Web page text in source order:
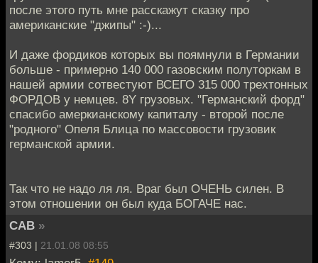
после этого путь мне расскажут сказку про
американские "джипы" :-)...
И даже фордиков которых вы поямнули в Германии
больше - примерно 140 000 газовским полуторкам в
нашей армии сотвестуют ВСЕГО 315 000 трехтонных
ФОРДОВ у немцев. 8Y грузовых. "Германский форд"
спасибо амеркианскому капиталу - второй после
"родного" Опеля Блица по массовости грузовик
германской армии.
Так что не надо ля ля. Враг был ОЧЕНЬ силен. В
этом отношении он был куда БОГАЧЕ нас.
CAB »
#303 | 21.01.08 08:55